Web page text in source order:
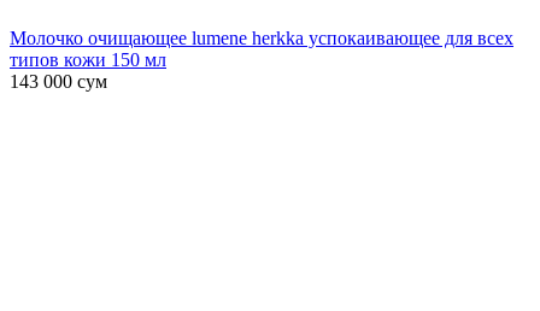
Молочко очищающее lumene herkka успокаивающее для всех
типов кожи 150 мл
143 000 сум